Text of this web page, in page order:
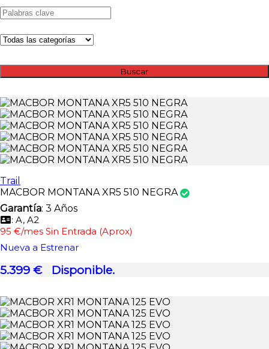
Buscar
Trail
MACBOR MONTANA XR5 510 NEGRA
Garantía: 3 Años
: A, A2
95 €/mes Sin Entrada (Aprox)
Nueva a Estrenar
5.399 € Disponible.